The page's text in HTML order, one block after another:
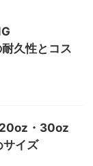
久性とコス
20oz・30oz
サイズ